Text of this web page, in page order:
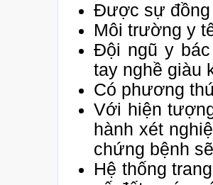
Được sự đồng
Môi trường y
Đội ngũ y
tay nghề giàu
Có phương
Với hiện
hành xét
chứng bệnh
Hệ thống